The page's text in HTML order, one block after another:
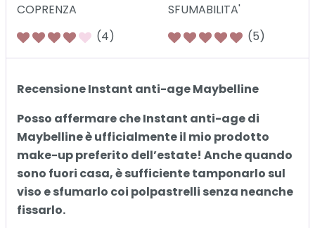
COPRENZA
(4)
SFUMABILITA'
(5)
Recensione Instant anti-age Maybelline
Posso affermare che Instant anti-age di
Maybelline è ufficialmente il mio prodotto
make-up preferito dell’estate! Anche quando
sono fuori casa, è sufficiente tamponarlo sul
viso e sfumarlo coi polpastrelli senza neanche
fissarlo.